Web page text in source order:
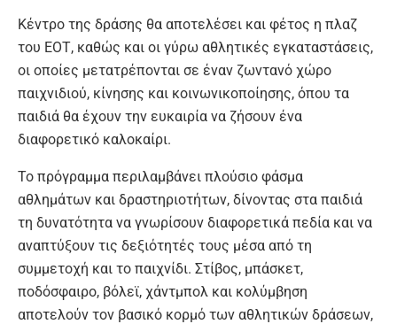
Κέντρο της δράσης θα αποτελέσει και φέτος η πλαζ
του ΕΟΤ, καθώς και οι γύρω αθλητικές εγκαταστάσεις,
οι οποίες μετατρέπονται σε έναν ζωντανό χώρο
παιχνιδιού, κίνησης και κοινωνικοποίησης, όπου τα
παιδιά θα έχουν την ευκαιρία να ζήσουν ένα
διαφορετικό καλοκαίρι.
Το πρόγραμμα περιλαμβάνει πλούσιο φάσμα
αθλημάτων και δραστηριοτήτων, δίνοντας στα παιδιά
τη δυνατότητα να γνωρίσουν διαφορετικά πεδία και να
αναπτύξουν τις δεξιότητές τους μέσα από τη
συμμετοχή και το παιχνίδι. Στίβος, μπάσκετ,
ποδόσφαιρο, βόλεϊ, χάντμπολ και κολύμβηση
αποτελούν τον βασικό κορμό των αθλητικών δράσεων,